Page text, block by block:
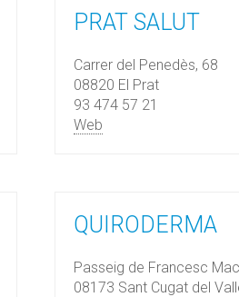
PRAT SALUT
Carrer del Penedès, 68
08820 El Prat
93 474 57 21
Web
QUIRODERMA
Passeig de Francesc
08173 Sant Cugat del